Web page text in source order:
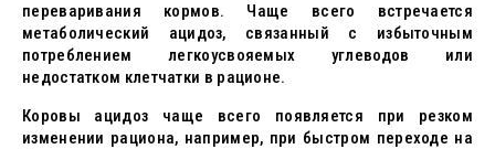
переваривания кормов. Чаще всего встречается
метаболический ацидоз, связанный с избыточным
потреблением легкоусвояемых углеводов или
недостатком клетчатки в рационе.
Коровы ацидоз чаще всего появляется при резком
изменении рациона, например, при быстром переходе на